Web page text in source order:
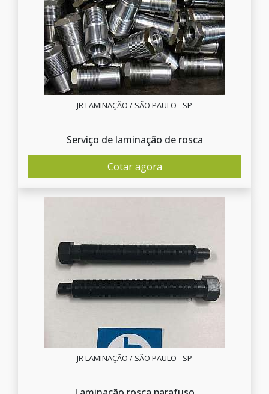
JR LAMINAÇÃO / SÃO PAULO - SP
Serviço de laminação de rosca
Cotar agora
JR LAMINAÇÃO / SÃO PAULO - SP